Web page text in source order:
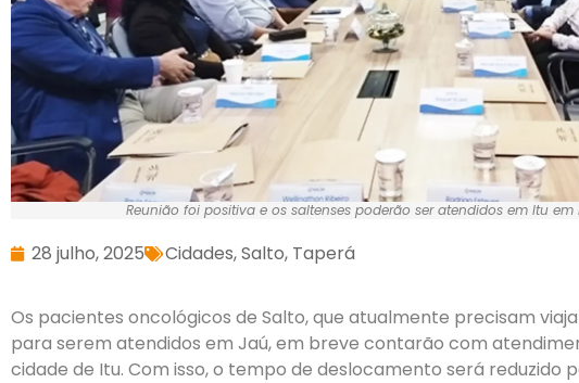
Reunião foi positiva e os saltenses poderão ser atendidos em Itu em
28 julho, 2025 Cidades,Salto, Taperá
Os pacientes oncológicos de Salto, que atualmente precisam
para serem atendidos em Jaú, em breve contarão com
cidade de Itu. Com isso, o tempo de deslocamento será reduzido